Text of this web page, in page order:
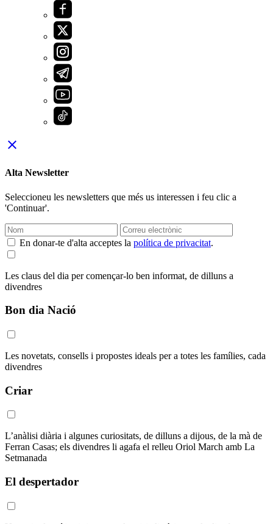
close
Alta Newsletter
Seleccioneu les newsletters que més us interessen i feu clic a
'Continuar'.
En donar-te d'alta acceptes la política de privacitat.
Les claus del dia per començar-lo ben informat, de dilluns a
divendres
Bon dia Nació
Les novetats, consells i propostes ideals per a totes les famílies, cada
divendres
Criar
L’anàlisi diària i algunes curiositats, de dilluns a dijous, de la mà de
Ferran Casas; els divendres li agafa el relleu Oriol March amb La
Setmanada
El despertador